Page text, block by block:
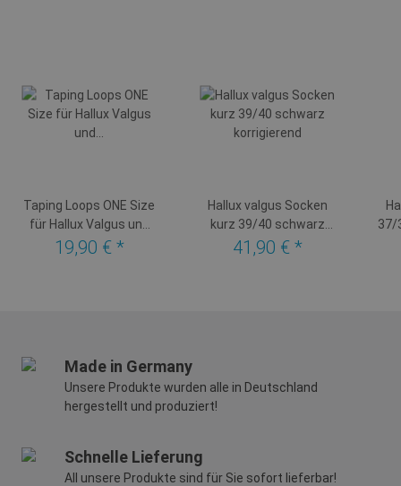
Taping Loops ONE Size
für Hallux Valgus und
Hammerzehe blau
19,90 € *
Hallux valgus Socken
kurz 39/40 schwarz
korrigierend
41,90 € *
37/
Made in Germany
Unsere Produkte wurden alle in Deutschland
hergestellt und produziert!
Schnelle Lieferung
All unsere Produkte sind für Sie sofort lieferbar!